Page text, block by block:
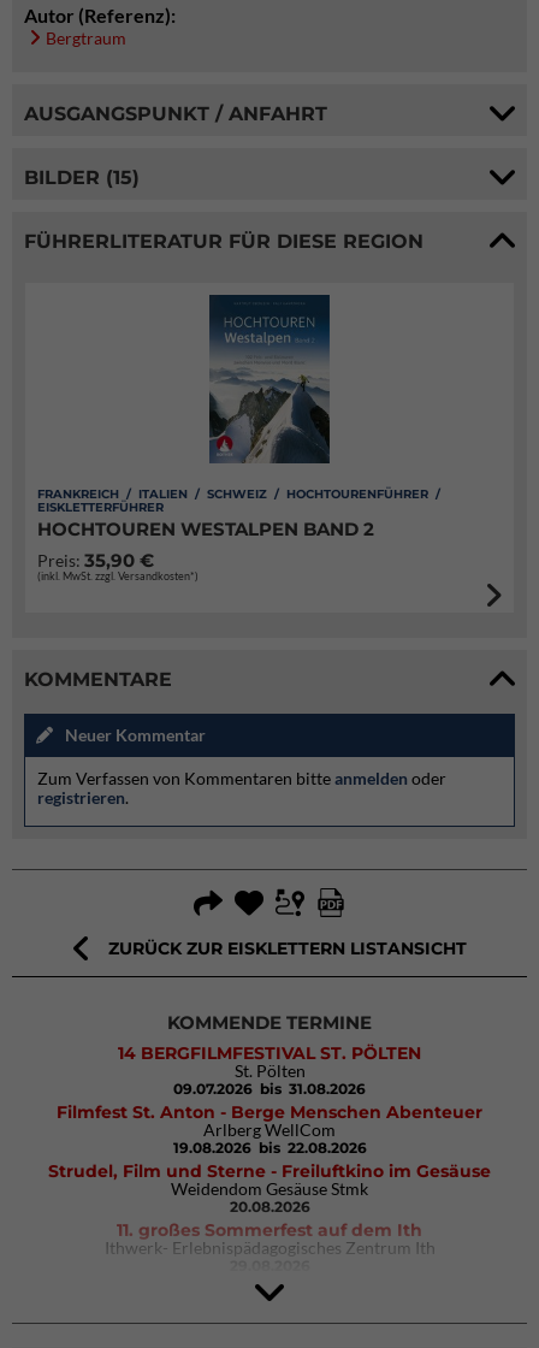
Autor (Referenz):
Bergtraum
AUSGANGSPUNKT / ANFAHRT
BILDER (15)
FÜHRERLITERATUR FÜR DIESE REGION
FRANKREICH / ITALIEN / SCHWEIZ / HOCHTOURENFÜHRER /
EISKLETTERFÜHRER
HOCHTOUREN WESTALPEN BAND 2
Preis: 35,90 €
(inkl. MwSt. zzgl. Versandkosten*)
KOMMENTARE
Neuer Kommentar
Zum Verfassen von Kommentaren bitteanmelden oder
registrieren.
ZURÜCK ZUR EISKLETTERN LISTANSICHT
KOMMENDE TERMINE
14 BERGFILMFESTIVAL ST. PÖLTEN
St. Pölten
09.07.2026 bis 31.08.2026
Filmfest St. Anton - Berge Menschen Abenteuer
Arlberg WellCom
19.08.2026 bis 22.08.2026
Strudel, Film und Sterne - Freiluftkino im Gesäuse
Weidendom Gesäuse Stmk
20.08.2026
11. großes Sommerfest auf dem Ith
Ithwerk- Erlebnispädagogisches Zentrum Ith
4Blocs KIDS 2026
DAV Kletter- & Boulderzentrum München Süd (Thalkirchen)
26.09.2026